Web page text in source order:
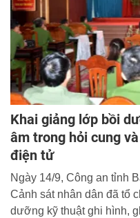
Khai giảng lớp bồi
âm trong hỏi cung
điện tử
Ngày 14/9, Công an tỉnh
Cảnh sát nhân dân đã tổ
dưỡng kỹ thuật ghi hình,